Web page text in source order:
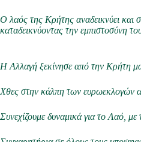
Ο λαός της Κρήτης αναδεικνύει και
καταδεικνύοντας την εμπιστοσύνη
Η Αλλαγή ξεκίνησε από την Κρήτη
Χθες στην κάλπη των ευρωεκλογών
Συνεχίζουμε δυναμικά για το Λαό,